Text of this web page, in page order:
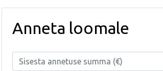
Anneta loomale